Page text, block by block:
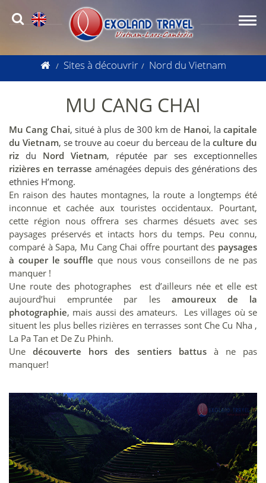
Sites à découvrir Nord du Vietnam
MU CANG CHAI
Mu Cang Chai, situé à plus de 300 km de Hanoi, la capitale
du Vietnam, se trouve au coeur du berceau de la culture du
riz du Nord Vietnam, réputée par ses exceptionnelles
rizières en terrasse aménagées depuis des générations des
ethnies H’mong.
En raison des hautes montagnes, la route a longtemps été
inconnue et cachée aux touristes occidentaux. Pourtant,
cette région nous offrera ses charmes désuets avec ses
paysages préservés et intacts hors du temps. Peu connu,
comparé à Sapa, Mu Cang Chai offre pourtant des paysages
à couper le souffle que nous vous conseillons de ne pas
manquer !
Une route des photographes est d’ailleurs née et elle est
aujourd’hui empruntée par les amoureux de la
photographie, mais aussi des amateurs. Les villages où se
situent les plus belles rizières en terrasses sont Che Cu Nha ,
La Pa Tan et De Zu Phinh.
Une découverte hors des sentiers battusà ne pas
manquer!